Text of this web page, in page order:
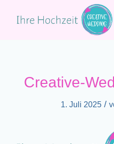
Creative-
1. Juli 2025 /